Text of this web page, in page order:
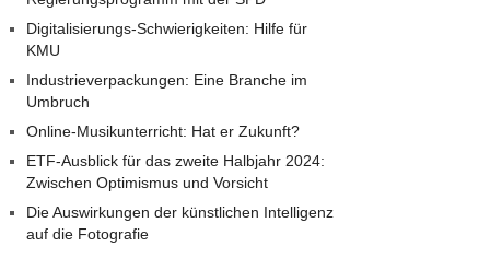
Digitalisierungs-Schwierigkeiten: Hilfe für
KMU
Industrieverpackungen: Eine Branche im
Umbruch
Online-Musikunterricht: Hat er Zukunft?
ETF-Ausblick für das zweite Halbjahr 2024:
Zwischen Optimismus und Vorsicht
Die Auswirkungen der künstlichen Intelligenz
auf die Fotografie